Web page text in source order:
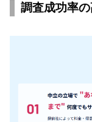
調査成功率